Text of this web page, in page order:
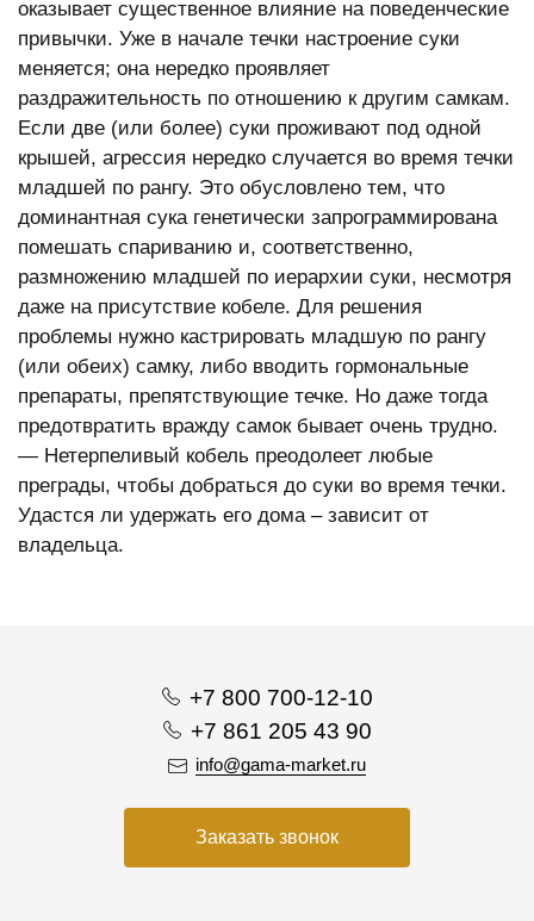
оказывает существенное влияние на поведенческие
привычки. Уже в начале течки настроение суки
меняется; она нередко проявляет
раздражительность по отношению к другим самкам.
Если две (или более) суки проживают под одной
крышей, агрессия нередко случается во время течки
младшей по рангу. Это обусловлено тем, что
доминантная сука генетически запрограммирована
помешать спариванию и, соответственно,
размножению младшей по иерархии суки, несмотря
даже на присутствие кобеле. Для решения
проблемы нужно кастрировать младшую по рангу
(или обеих) самку, либо вводить гормональные
препараты, препятствующие течке. Но даже тогда
предотвратить вражду самок бывает очень трудно.
— Нетерпеливый кобель преодолеет любые
преграды, чтобы добраться до суки во время течки.
Удастся ли удержать его дома – зависит от
владельца.
+7 800 700-12-10
+7 861 205 43 90
info@gama-market.ru
Заказать звонок